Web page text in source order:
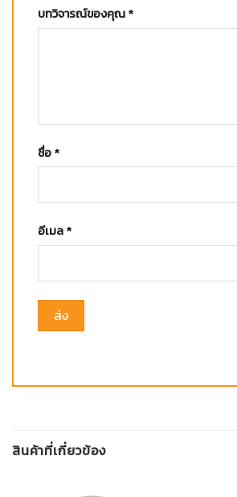
บทวิจารณ์ของคุณ*
ชื่อ*
อีเมล*
สินค้าที่เกี่ยวข้อง